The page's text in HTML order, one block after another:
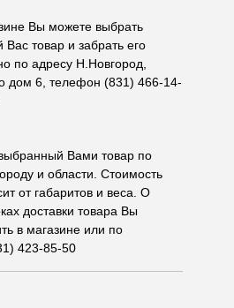
Вы можете выбрать
товар и забрать его
по адресу Н.Новгород,
дом 6, телефон (831) 466-14-
Вами товар по
и области. Стоимость
от габаритов и веса. О
доставки товара Вы
в магазине или по
423-85-50